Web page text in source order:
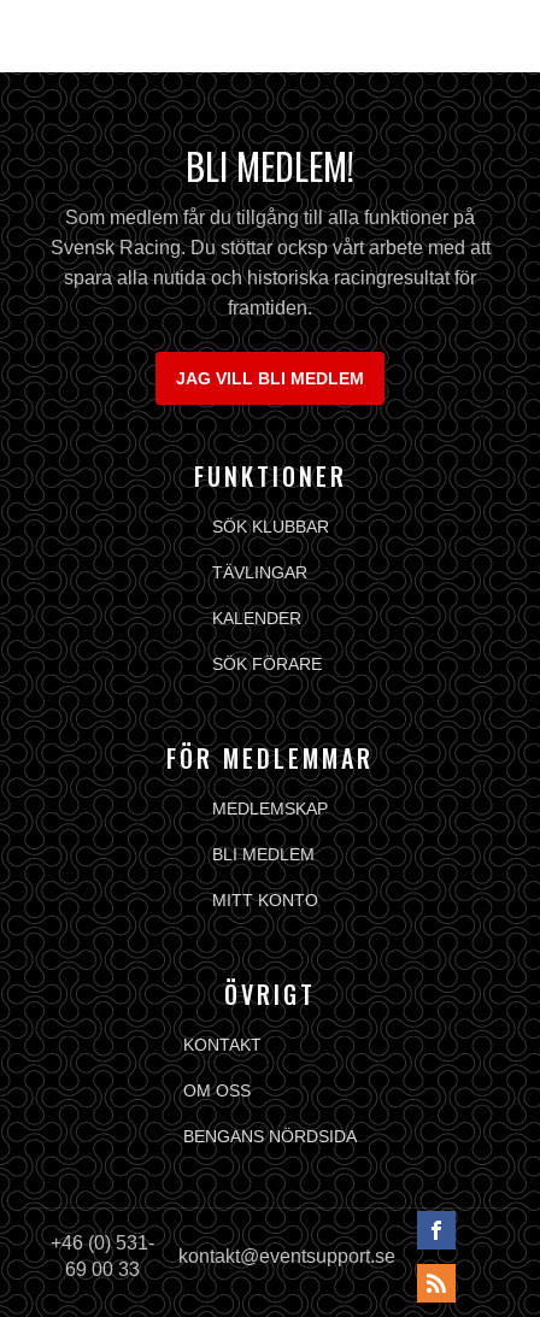
BLI MEDLEM!
Som medlem får du tillgång till alla funktioner på
Svensk Racing. Du stöttar ocksp vårt arbete med att
spara alla nutida och historiska racingresultat för
framtiden.
JAG VILL BLI MEDLEM
FUNKTIONER
SÖK KLUBBAR
TÄVLINGAR
KALENDER
SÖK FÖRARE
FÖR MEDLEMMAR
MEDLEMSKAP
BLI MEDLEM
MITT KONTO
ÖVRIGT
KONTAKT
OM OSS
BENGANS NÖRDSIDA
+46 (0) 531-
69 00 33
kontakt@eventsupport.se